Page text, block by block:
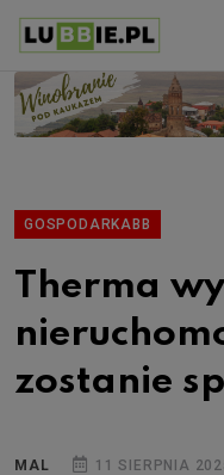
GOSPODARKABB
Therma
zostanie
MAL 11 SIERPNIA